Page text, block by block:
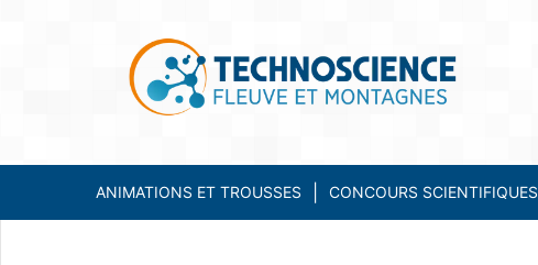
ANIMATIONS ET TROUSSES CONCOURS SCIENTIFIQUES